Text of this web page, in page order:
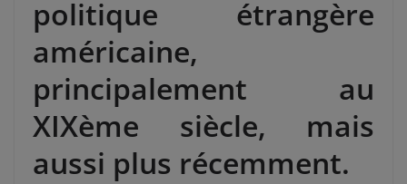
politique étrangère
américaine,
principalement au
XIXème siècle, mais
aussi plus récemment.